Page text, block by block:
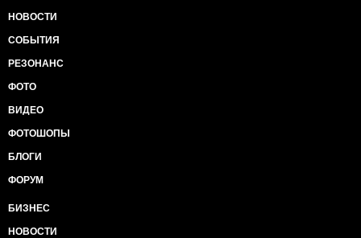
НОВОСТИ
СОБЫТИЯ
РЕЗОНАНС
ФОТО
ВИДЕО
ФОТОШОПЫ
БЛОГИ
ФОРУМ
БИЗНЕС
НОВОСТИ